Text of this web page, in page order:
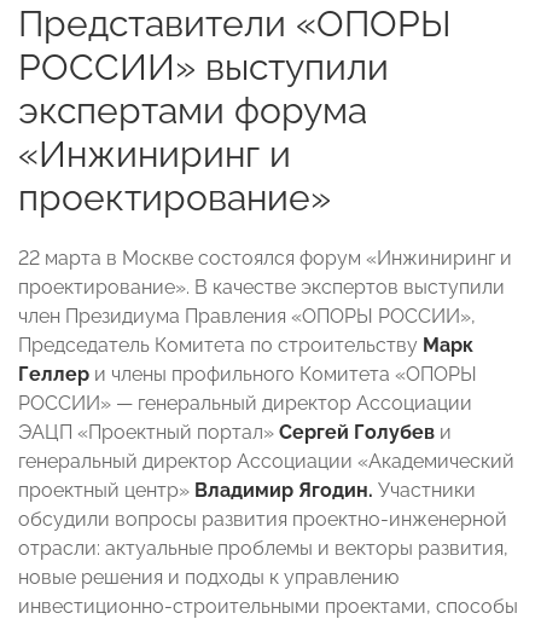
Представители «ОПОРЫ
РОССИИ» выступили
экспертами форума
«Инжиниринг и
проектирование»
22 марта в Москве состоялся форум «Инжиниринг и
проектирование». В качестве экспертов выступили
член Президиума Правления «ОПОРЫ РОССИИ»,
Председатель Комитета по строительству Марк
Геллер и члены профильного Комитета «ОПОРЫ
РОССИИ» — генеральный директор Ассоциации
ЭАЦП «Проектный портал» Сергей Голубев и
генеральный директор Ассоциации «Академический
проектный центр» Владимир Ягодин. Участники
обсудили вопросы развития проектно-инженерной
отрасли: актуальные проблемы и векторы развития,
новые решения и подходы к управлению
инвестиционно-строительными проектами, способы